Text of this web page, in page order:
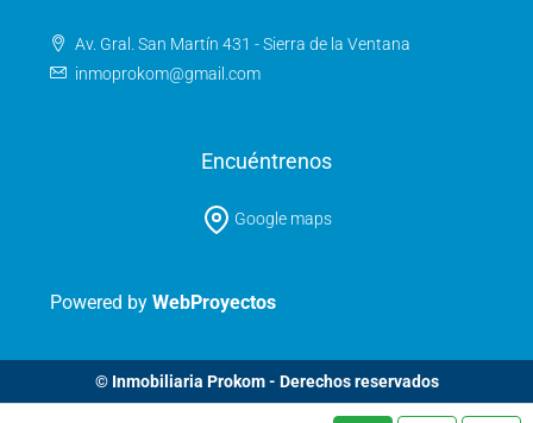
Av. Gral. San Martín 431 - Sierra de la Ventana
inmoprokom@gmail.com
Encuéntrenos
Google maps
Powered by WebProyectos
© Inmobiliaria Prokom - Derechos reservados